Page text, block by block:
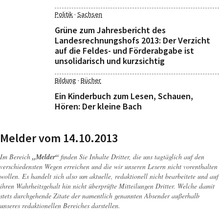
Politik· Sachsen
Grüne zum Jahresbericht des
Landesrechnungshofs 2013: Der Verzicht
auf die Feldes- und Förderabgabe ist
unsolidarisch und kurzsichtig
Bildung · Bücher
Ein Kinderbuch zum Lesen, Schauen,
Hören: Der kleine Bach
Melder vom 14.10.2013
Im Bereich „Melder“ finden Sie Inhalte Dritter, die uns tagtäglich auf den
verschiedensten Wegen erreichen und die wir unseren Lesern nicht vorenthalten
wollen. Es handelt sich also um aktuelle, redaktionell nicht bearbeitete und auf
ihren Wahrheitsgehalt hin nicht überprüfte Mitteilungen Dritter. Welche damit
stets durchgehende Zitate der namentlich genannten Absender außerhalb
unseres redaktionellen Bereiches darstellen.